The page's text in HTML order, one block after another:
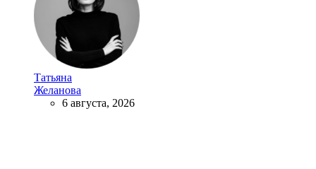
Татьяна
Желанова
6 августа, 2026